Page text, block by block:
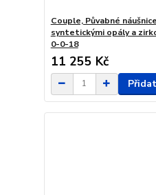
Couple, Půvabné
syntetickými opály a
0-0-18
11 255 Kč